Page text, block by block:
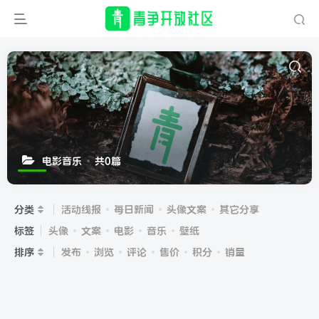
电影音乐 共0篇
分类 活动线报 每日新闻 头像文案
其它分享
标签
头像 文案 电影 音乐
壁纸
排序
发布 浏览 评论 售价 积分 销量